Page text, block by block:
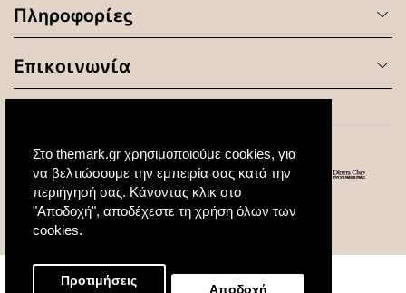
Στο themark.gr χρησιμοποιούμε cookies, για
να βελτιώσουμε την εμπειρία σας κατά την
περιήγησή σας. Κάνοντας κλικ στο
"Αποδοχή", αποδέχεστε τη χρήση όλων των
cookies.
Προτιμήσεις
Αποδοχή
Πληροφορίες
Επικοινωνία
© 2020 All Rights Reserved. Created by